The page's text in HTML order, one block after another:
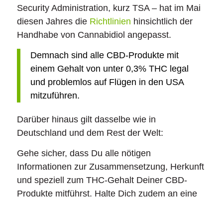
Security Administration, kurz TSA – hat im Mai
diesen Jahres die Richtlinien hinsichtlich der
Handhabe von Cannabidiol angepasst.
Demnach sind alle CBD-Produkte mit
einem Gehalt von unter 0,3% THC legal
und problemlos auf Flügen in den USA
mitzuführen.
Darüber hinaus gilt dasselbe wie in
Deutschland und dem Rest der Welt:
Gehe sicher, dass Du alle nötigen
Informationen zur Zusammensetzung, Herkunft
und speziell zum THC-Gehalt Deiner CBD-
Produkte mitführst. Halte Dich zudem an eine